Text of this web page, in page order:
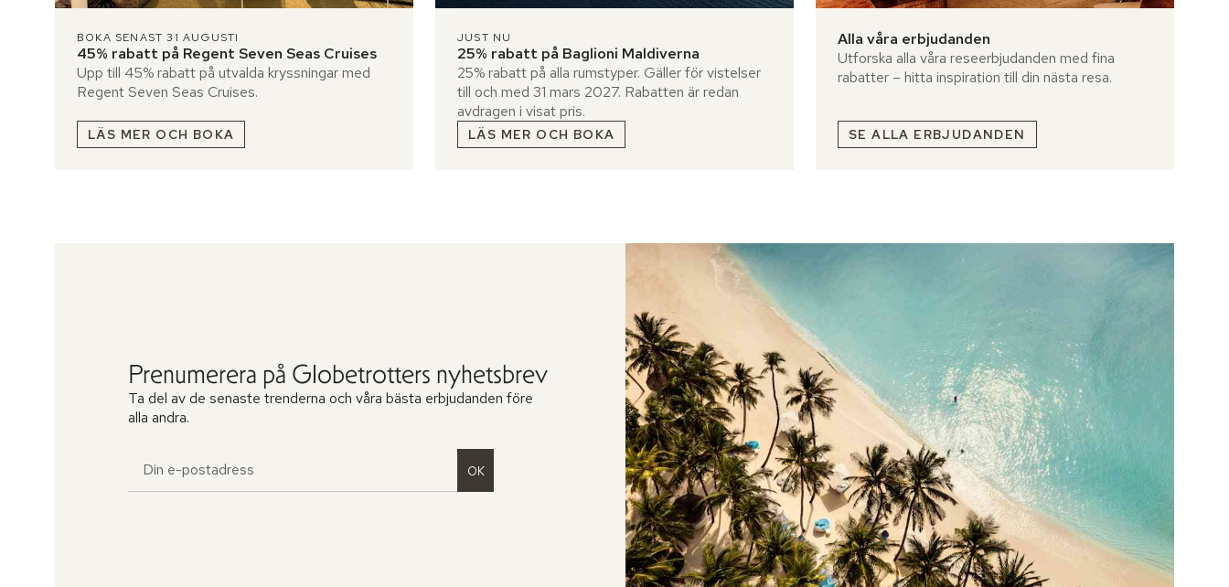
BOKA SENAST 31 AUGUSTI
45% rabatt på Regent Seven Seas Cruises
Upp till 45% rabatt på utvalda kryssningar med
Regent Seven Seas Cruises.
LÄS MER OCH BOKA
JUST NU
25% rabatt på Baglioni Maldiverna
25% rabatt på alla rumstyper. Gäller för vistelser
till och med 31 mars 2027. Rabatten är redan
avdragen i visat pris.
LÄS MER OCH BOKA
Alla våra erbjudanden
Utforska alla våra reseerbjudanden med fina
rabatter – hitta inspiration till din nästa resa.
SE ALLA ERBJUDANDEN
Prenumerera på Globetrotters nyhetsbrev
Ta del av de senaste trenderna och våra bästa erbjudanden före
alla andra.
OK